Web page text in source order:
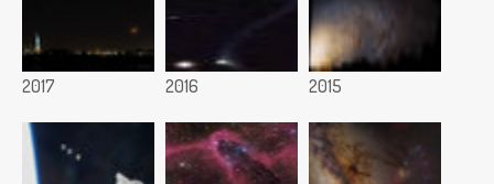
2017 2016 2015